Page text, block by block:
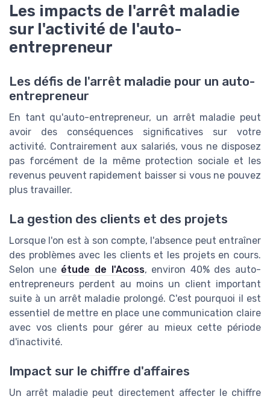
Les impacts de l'arrêt maladie
sur l'activité de l'auto-
entrepreneur
Les défis de l'arrêt maladie pour un auto-
entrepreneur
En tant qu'auto-entrepreneur, un arrêt maladie peut
avoir des conséquences significatives sur votre
activité. Contrairement aux salariés, vous ne disposez
pas forcément de la même protection sociale et les
revenus peuvent rapidement baisser si vous ne pouvez
plus travailler.
La gestion des clients et des projets
Lorsque l'on est à son compte, l'absence peut entraîner
des problèmes avec les clients et les projets en cours.
Selon une étude de l'Acoss, environ 40% des auto-
entrepreneurs perdent au moins un client important
suite à un arrêt maladie prolongé. C'est pourquoi il est
essentiel de mettre en place une communication claire
avec vos clients pour gérer au mieux cette période
d'inactivité.
Impact sur le chiffre d'affaires
Un arrêt maladie peut directement affecter le chiffre